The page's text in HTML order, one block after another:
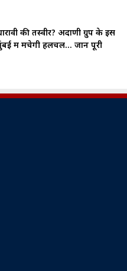
की तस्वीर? अदाणी ग्रुप के इस
मुंबई में मचेगी हलचल… जानें पूरी